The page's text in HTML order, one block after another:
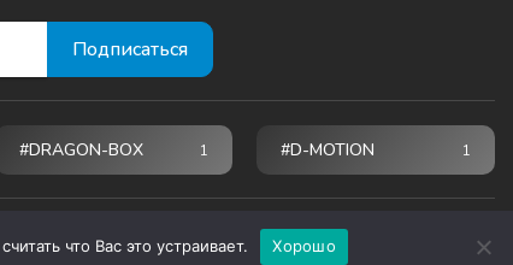
#DRAGON-BOX 1 #D-MOTION 1
что Вас это устраивает. Хорошо